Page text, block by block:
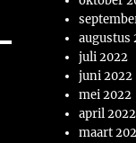
augustus
juli 2022
juni 2022
mei 2022
april 2022
maart